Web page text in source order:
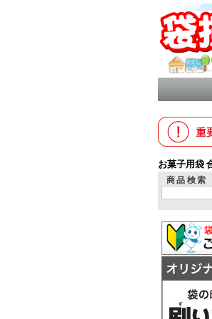
お菓子用袋
商品検索